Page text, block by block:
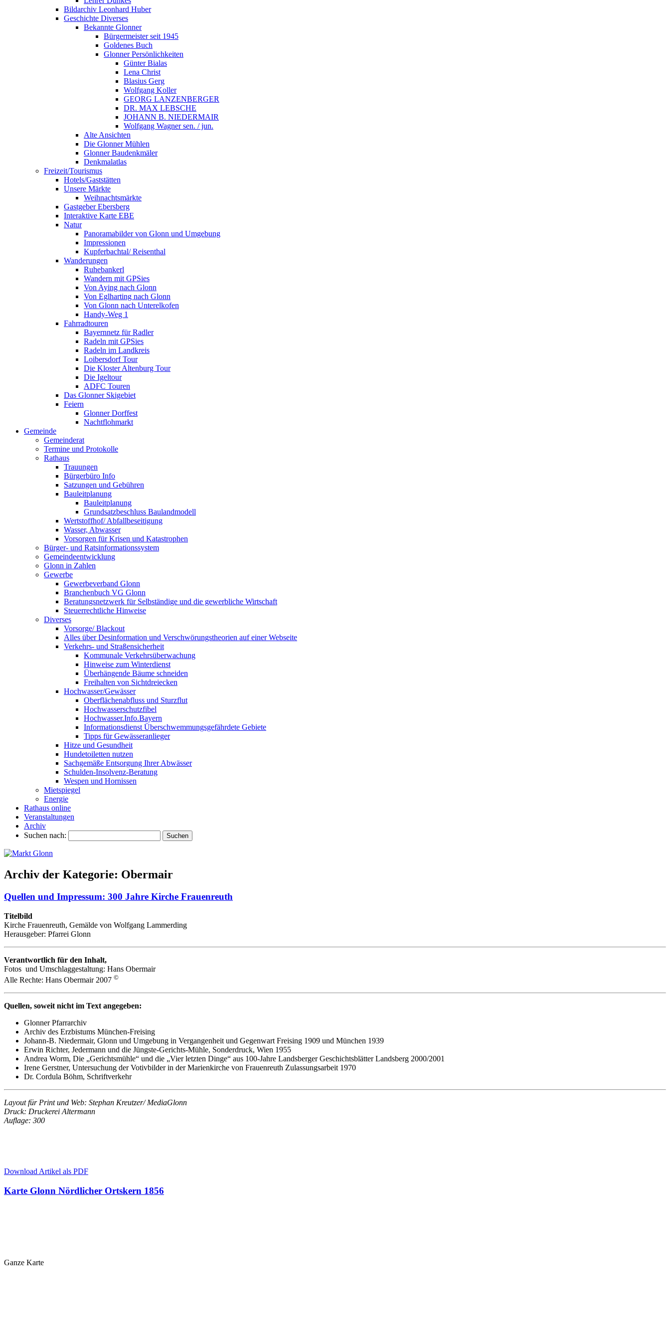
Bildarchiv Leonhard Huber
Geschichte Diverses
Bekannte Glonner
Bürgermeister seit 1945
Goldenes Buch
Glonner Persönlichkeiten
Günter Bialas
Lena Christ
Blasius Gerg
Wolfgang Koller
GEORG LANZENBERGER
DR. MAX LEBSCHE
JOHANN B. NIEDERMAIR
Wolfgang Wagner sen. / jun.
Alte Ansichten
Die Glonner Mühlen
Glonner Baudenkmäler
Denkmalatlas
Freizeit/Tourismus
Hotels/Gaststätten
Unsere Märkte
Weihnachtsmärkte
Gastgeber Ebersberg
Interaktive Karte EBE
Natur
Panoramabilder von Glonn und Umgebung
Impressionen
Kupferbachtal/ Reisenthal
Wanderungen
Ruhebankerl
Wandern mit GPSies
Von Aying nach Glonn
Von Eglharting nach Glonn
Von Glonn nach Unterelkofen
Handy-Weg 1
Fahrradtouren
Bayernnetz für Radler
Radeln mit GPSies
Radeln im Landkreis
Loibersdorf Tour
Die Kloster Altenburg Tour
Die Igeltour
ADFC Touren
Das Glonner Skigebiet
Feiern
Glonner Dorffest
Nachtflohmarkt
Gemeinde
Gemeinderat
Termine und Protokolle
Rathaus
Trauungen
Bürgerbüro Info
Satzungen und Gebühren
Bauleitplanung
Bauleitplanung
Grundsatzbeschluss Baulandmodell
Wertstoffhof/ Abfallbeseitigung
Wasser, Abwasser
Vorsorgen für Krisen und Katastrophen
Bürger- und Ratsinformationssystem
Gemeindeentwicklung
Glonn in Zahlen
Gewerbe
Gewerbeverband Glonn
Branchenbuch VG Glonn
Beratungsnetzwerk für Selbständige und die gewerbliche Wirtschaft
Steuerrechtliche Hinweise
Diverses
Vorsorge/ Blackout
Alles über Desinformation und Verschwörungstheorien auf einer Webseite
Verkehrs- und Straßensicherheit
Kommunale Verkehrsüberwachung
Hinweise zum Winterdienst
Überhängende Bäume schneiden
Freihalten von Sichtdreiecken
Hochwasser/Gewässer
Oberflächenabfluss und Sturzflut
Hochwasserschutzfibel
Hochwasser.Info.Bayern
Informationsdienst Überschwemmungsgefährdete Gebiete
Tipps für Gewässeranlieger
Hitze und Gesundheit
Hundetoiletten nutzen
Sachgemäße Entsorgung Ihrer Abwässer
Schulden-Insolvenz-Beratung
Wespen und Hornissen
Mietspiegel
Energie
Rathaus online
Veranstaltungen
Archiv
Suchen nach:
Archiv der Kategorie: Obermair
Quellen und Impressum: 300 Jahre Kirche Frauenreuth
Titelbild
Kirche Frauenreuth, Gemälde von Wolfgang Lammerding
Herausgeber: Pfarrei Glonn
Verantwortlich für den Inhalt,
Fotos und Umschlaggestaltung: Hans Obermair
Alle Rechte: Hans Obermair 2007 ©
Quellen, soweit nicht im Text angegeben:
Glonner Pfarrarchiv
Archiv des Erzbistums München-Freising
Johann-B. Niedermair, Glonn und Umgebung in Vergangenheit und Gegenwart Freising 1909 und München 1939
Erwin Richter, Jedermann und die Jüngste-Gerichts-Mühle, Sonderdruck, Wien 1955
Andrea Worm, Die „Gerichtsmühle“ und die „Vier letzten Dinge“ aus 100-Jahre Landsberger Geschichtsblätter Landsberg 2000/2001
Irene Gerstner, Untersuchung der Votivbilder in der Marienkirche von Frauenreuth Zulassungsarbeit 1970
Dr. Cordula Böhm, Schriftverkehr
Layout für Print und Web: Stephan Kreutzer/ MediaGlonn
Druck: Druckerei Altermann
Auflage: 300
Download Artikel als PDF
Karte Glonn Nördlicher Ortskern 1856
Ganze Karte